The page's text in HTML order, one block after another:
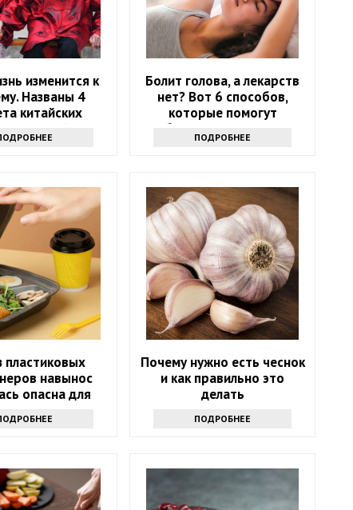
изменится к
Названы 4
китайских
Болит голова, а лекарств
нет? Вот 6 способов,
которые помогут
избавиться от напасти
ПОДРОБНЕЕ
пластиковых
навынос
опасна для
Почему нужно есть чеснок
и как правильно это
делать
ПОДРОБНЕЕ